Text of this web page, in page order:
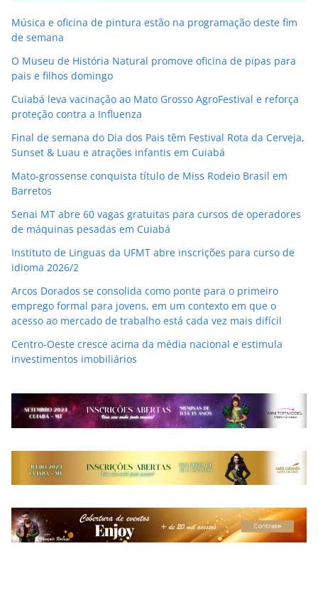
Música e oficina de pintura estão na programação deste fim
de semana
O Museu de História Natural promove oficina de pipas para
pais e filhos domingo
Cuiabá leva vacinação ao Mato Grosso AgroFestival e reforça
proteção contra a Influenza
Final de semana do Dia dos Pais têm Festival Rota da Cerveja,
Sunset & Luau e atrações infantis em Cuiabá
Mato-grossense conquista título de Miss Rodeio Brasil em
Barretos
Senai MT abre 60 vagas gratuitas para cursos de operadores
de máquinas pesadas em Cuiabá
Instituto de Linguas da UFMT abre inscrições para curso de
idioma 2026/2
Arcos Dorados se consolida como ponte para o primeiro
emprego formal para jovens, em um contexto em que o
acesso ao mercado de trabalho está cada vez mais difícil
Centro-Oeste cresce acima da média nacional e estimula
investimentos imobiliários